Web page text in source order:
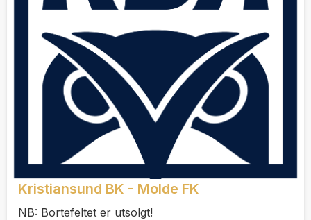
Kristiansund BK - Molde FK
NB: Bortefeltet er utsolgt!